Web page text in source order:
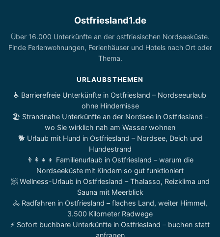
Ostfriesland1.de
Über 16.000 Unterkünfte an der ostfriesischen Nordseeküste.
Finde Ferienwohnungen, Ferienhäuser und Hotels nach Ort oder
Thema.
URLAUBSTHEMEN
♿ Barrierefreie Unterkünfte in Ostfriesland – Nordseeurlaub
ohne Hindernisse
🏖️ Strandnahe Unterkünfte an der Nordsee in Ostfriesland –
wo Sie wirklich nah am Wasser wohnen
🐕 Urlaub mit Hund in Ostfriesland – Nordsee, Deich und
Hundestrand
👨‍👩‍👧‍👦 Familienurlaub in Ostfriesland – warum die
Nordseeküste mit Kindern so gut funktioniert
🧖 Wellness-Urlaub in Ostfriesland – Thalasso, Reizklima und
Sauna mit Meerblick
🚴 Radfahren in Ostfriesland – flaches Land, weiter Himmel,
3.500 Kilometer Radwege
⚡ Sofort buchbare Unterkünfte in Ostfriesland – buchen statt
anfragen